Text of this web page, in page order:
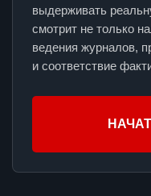
выдерживать
смотрит не только
ведения журналов,
и соответствие